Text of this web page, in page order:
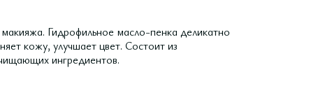
Гидрофильное масло-пенка деликатно
кожу, улучшает цвет. Состоит из
ингредиентов.